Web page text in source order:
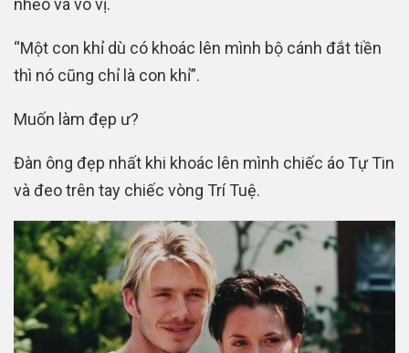
“Một con khỉ dù có khoác lên mình bộ cánh đắt tiền
thì nó cũng chỉ là con khỉ”.
Muốn làm đẹp ư?
Đàn ông đẹp nhất khi khoác lên mình chiếc áo Tự Tin
và đeo trên tay chiếc vòng Trí Tuệ.